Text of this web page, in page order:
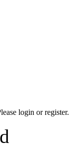
login or register.